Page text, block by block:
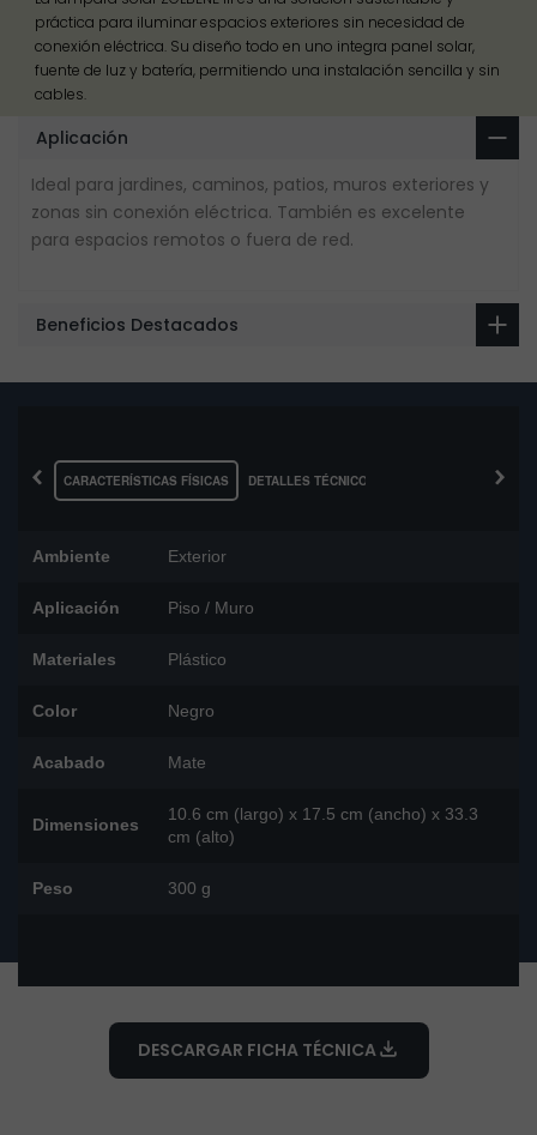
práctica para iluminar espacios exteriores sin necesidad de
conexión eléctrica. Su diseño todo en uno integra panel solar,
fuente de luz y batería, permitiendo una instalación sencilla y sin
cables.
Aplicación
Ideal para jardines, caminos, patios, muros exteriores y
zonas sin conexión eléctrica. También es excelente
para espacios remotos o fuera de red.
Beneficios Destacados
‹ CARACTERÍSTICAS FÍSICAS DETALLES TÉCNICOS ›
Ambiente Exterior
Aplicación Piso / Muro
Materiales Plástico
Color Negro
Acabado Mate
Dimensiones
10.6 cm (largo) x 17.5 cm (ancho) x 33.3
cm (alto)
Peso 300 g
DESCARGAR FICHA TÉCNICA